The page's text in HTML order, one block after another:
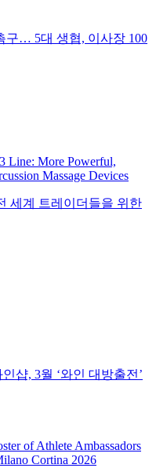
구… 5대 생협, 이사장 100
Line: More Powerful,
Massage Devices
세계 트레이더들을 위한
샵, 3월 ‘와인 대방출전’
of Athlete Ambassadors
Cortina 2026